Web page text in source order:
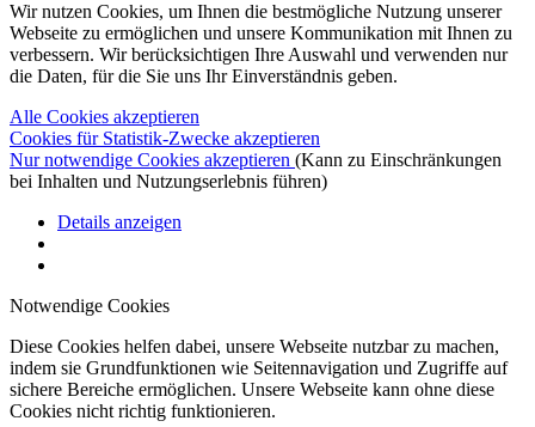
Wir nutzen Cookies, um Ihnen die bestmögliche Nutzung unserer
Webseite zu ermöglichen und unsere Kommunikation mit Ihnen zu
verbessern. Wir berücksichtigen Ihre Auswahl und verwenden nur
die Daten, für die Sie uns Ihr Einverständnis geben.
Alle Cookies akzeptieren
Cookies für Statistik-Zwecke akzeptieren
Nur notwendige Cookies akzeptieren (Kann zu Einschränkungen
bei Inhalten und Nutzungserlebnis führen)
Details anzeigen
Notwendige Cookies
Diese Cookies helfen dabei, unsere Webseite nutzbar zu machen,
indem sie Grundfunktionen wie Seitennavigation und Zugriffe auf
sichere Bereiche ermöglichen. Unsere Webseite kann ohne diese
Cookies nicht richtig funktionieren.